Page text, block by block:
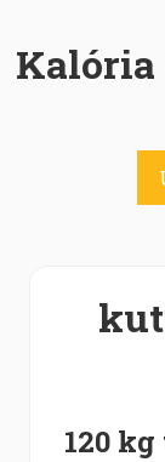
Kalória
120